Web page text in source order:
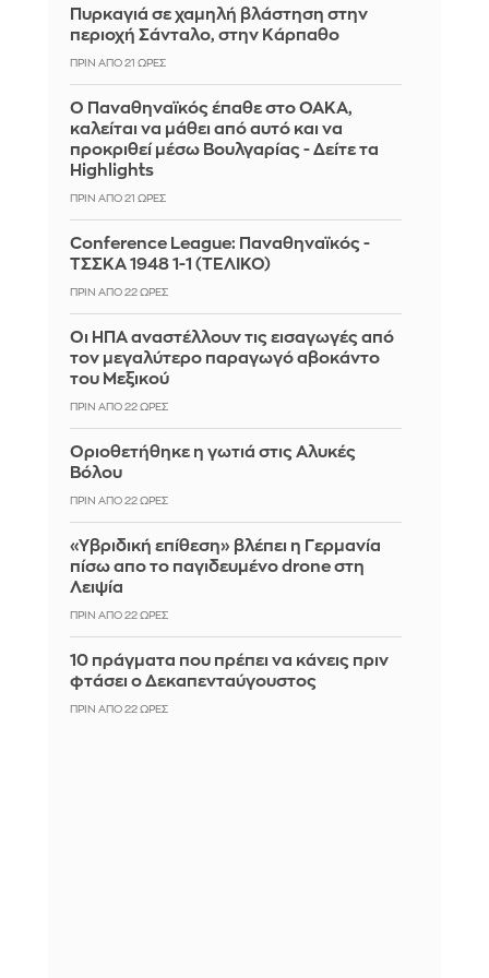
Πυρκαγιά σε χαμηλή βλάστηση στην
περιοχή Σάνταλο, στην Κάρπαθο
ΠΡΙΝ ΑΠΌ 21 ΏΡΕΣ
Ο Παναθηναϊκός έπαθε στο ΟΑΚΑ,
καλείται να μάθει από αυτό και να
προκριθεί μέσω Βουλγαρίας - Δείτε τα
Highlights
ΠΡΙΝ ΑΠΌ 21 ΏΡΕΣ
Conference League: Παναθηναϊκός -
ΤΣΣΚΑ 1948 1-1 (ΤΕΛΙΚΟ)
ΠΡΙΝ ΑΠΌ 22 ΏΡΕΣ
Οι ΗΠΑ αναστέλλουν τις εισαγωγές από
τον μεγαλύτερο παραγωγό αβοκάντο
του Μεξικού
ΠΡΙΝ ΑΠΌ 22 ΏΡΕΣ
Οριοθετήθηκε η γωτιά στις Αλυκές
Βόλου
ΠΡΙΝ ΑΠΌ 22 ΏΡΕΣ
«Υβριδική επίθεση» βλέπει η Γερμανία
πίσω απο το παγιδευμένο drone στη
Λειψία
ΠΡΙΝ ΑΠΌ 22 ΏΡΕΣ
10 πράγματα που πρέπει να κάνεις πριν
φτάσει ο Δεκαπενταύγουστος
ΠΡΙΝ ΑΠΌ 22 ΏΡΕΣ